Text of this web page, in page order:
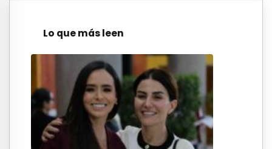
Lo que más leen